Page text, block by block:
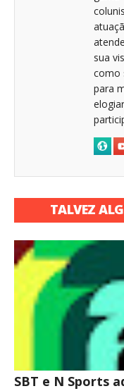
sua
como
para
TALVEZ
SBT e N Sports